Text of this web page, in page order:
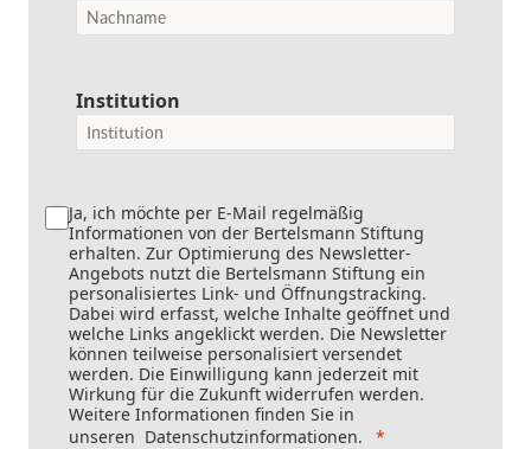
Institution
Ja, ich möchte per E-Mail regelmäßig
Informationen von der Bertelsmann Stiftung
erhalten. Zur Optimierung des Newsletter-
Angebots nutzt die Bertelsmann Stiftung ein
personalisiertes Link- und Öffnungstracking.
Dabei wird erfasst, welche Inhalte geöffnet und
welche Links angeklickt werden. Die Newsletter
können teilweise personalisiert versendet
werden. Die Einwilligung kann jederzeit mit
Wirkung für die Zukunft widerrufen werden.
Weitere Informationen finden Sie in
unseren Datenschutzinformationen.